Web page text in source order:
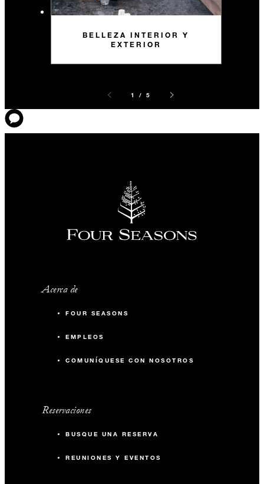
BELLEZA INTERIOR Y
EXTERIOR
1 / 5
Acerca de
FOUR SEASONS
EMPLEOS
COMUNÍQUESE CON NOSOTROS
Reservaciones
BUSQUE UNA RESERVA
REUNIONES Y EVENTOS